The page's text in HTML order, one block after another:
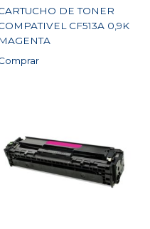
DE TONER
CF513A 0,9K
MAGENTA